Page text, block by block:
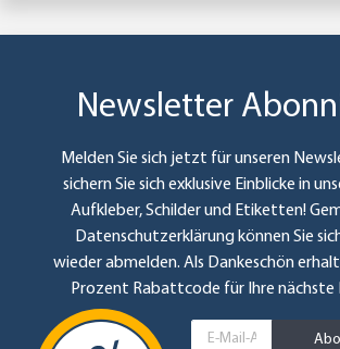
Newsletter
Melden Sie sich jetzt für unseren
sichern Sie sich exklusive Einblicke in
Aufkleber, Schilder und Etiketten!
Datenschutzerklärungkönnen Sie
wieder abmelden. Als Dankeschön
Prozent Rabattcode für Ihre nächste